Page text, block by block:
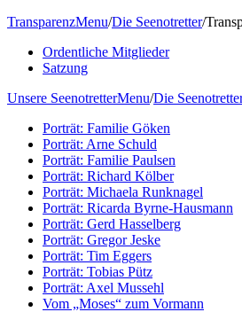
TransparenzMenu/Die Seenotretter/
Ordentliche Mitglieder
Satzung
Unsere SeenotretterMenu/Die
Porträt: Familie Göken
Porträt: Arne Schuld
Porträt: Familie Paulsen
Porträt: Richard Kölber
Porträt: Michaela Runknagel
Porträt: Ricarda Byrne-Hausmann
Porträt: Gerd Hasselberg
Porträt: Gregor Jeske
Porträt: Tim Eggers
Porträt: Tobias Pütz
Porträt: Axel Mussehl
Vom „Moses“ zum Vormann